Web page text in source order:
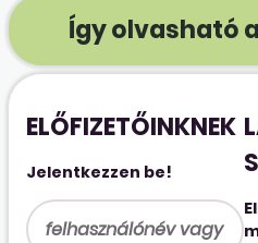
Így olvasható
ELŐFIZETŐINKNEK
Jelentkezzen be!